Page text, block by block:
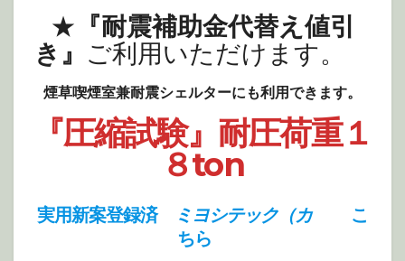
★ 『耐震補助金代替え値引
き』 ご利用いただけます。
煙草喫煙室兼耐震シェルターにも利用できます。
『圧縮試験』耐圧荷重１
８ton
実用新案登録済 ミヨシテック（カ
こ
ちら